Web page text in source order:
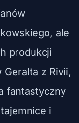
ale
produkcji
Geralta z Rivii,
fantastyczny
i